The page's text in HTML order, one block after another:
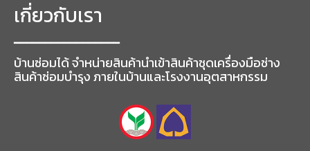
chosen
on
the
page
เกี่ยวกับเรา
━━━━━━━━━━━━━━━━━
บ้านซ่อมได้ จำหน่ายสินค้านำเข้าสินค้าชุดเครื่องมือช่าง
สินค้าซ่อมบำรุง ภายในบ้านและโรงงานอุตสาหกรรม